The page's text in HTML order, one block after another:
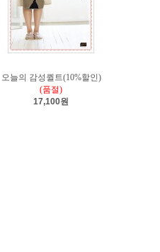
오늘의 감성퀼트(10%할인)
(품절)
17,100원